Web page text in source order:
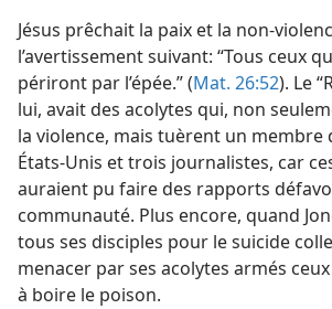
Jésus prêchait la paix et la non-
l’avertissement suivant: “Tous ceux
périront par l’épée.” (Mat. 26:52). Le
lui, avait des acolytes qui, non
la violence, mais tuèrent un membre
États-Unis et trois journalistes, car
auraient pu faire des rapports
communauté. Plus encore, quand
tous ses disciples pour le suicide
menacer par ses acolytes armés
à boire le poison.